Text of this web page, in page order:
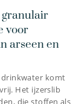
granulair
voor
arseen en
drinkwater komt
Het ijzerslib
die stoffen als